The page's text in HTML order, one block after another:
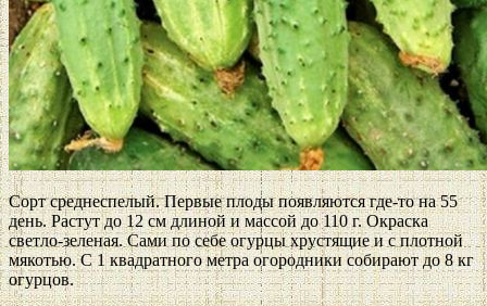
Сорт среднеспелый. Первые плоды появляются где-то на 55
день. Растут до 12 см длиной и массой до 110 г. Окраска
светло-зеленая. Сами по себе огурцы хрустящие и с плотной
мякотью. С 1 квадратного метра огородники собирают до 8 кг
огурцов.